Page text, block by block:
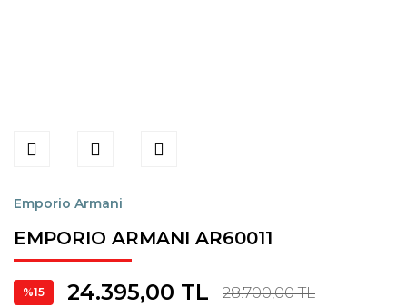
Emporio Armani
EMPORIO ARMANI AR60011
%15 24.395,00 TL 28.700,00 TL